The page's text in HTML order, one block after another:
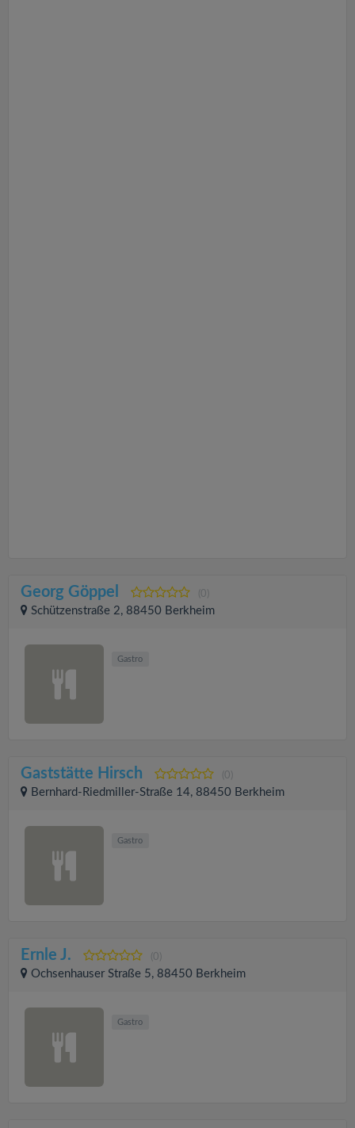
Georg Göppel (0)
Schützenstraße 2, 88450 Berkheim
Gastro
Gaststätte Hirsch (0)
Bernhard-Riedmiller-Straße 14, 88450 Berkheim
Gastro
Ernle J. (0)
Ochsenhauser Straße 5, 88450 Berkheim
Gastro